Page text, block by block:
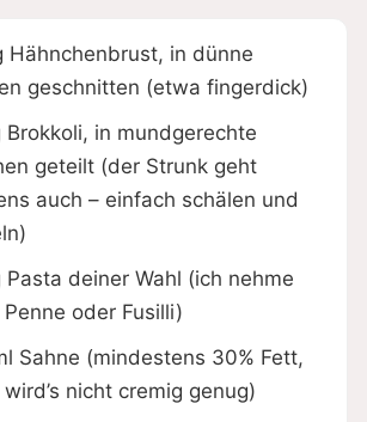
Hähnchenbrust, in dünne
geschnitten (etwa fingerdick)
Brokkoli, in mundgerechte
geteilt (der Strunk geht
auch – einfach schälen und
Pasta deiner Wahl (ich nehme
oder Fusilli)
Sahne (mindestens 30% Fett,
nicht cremig genug)